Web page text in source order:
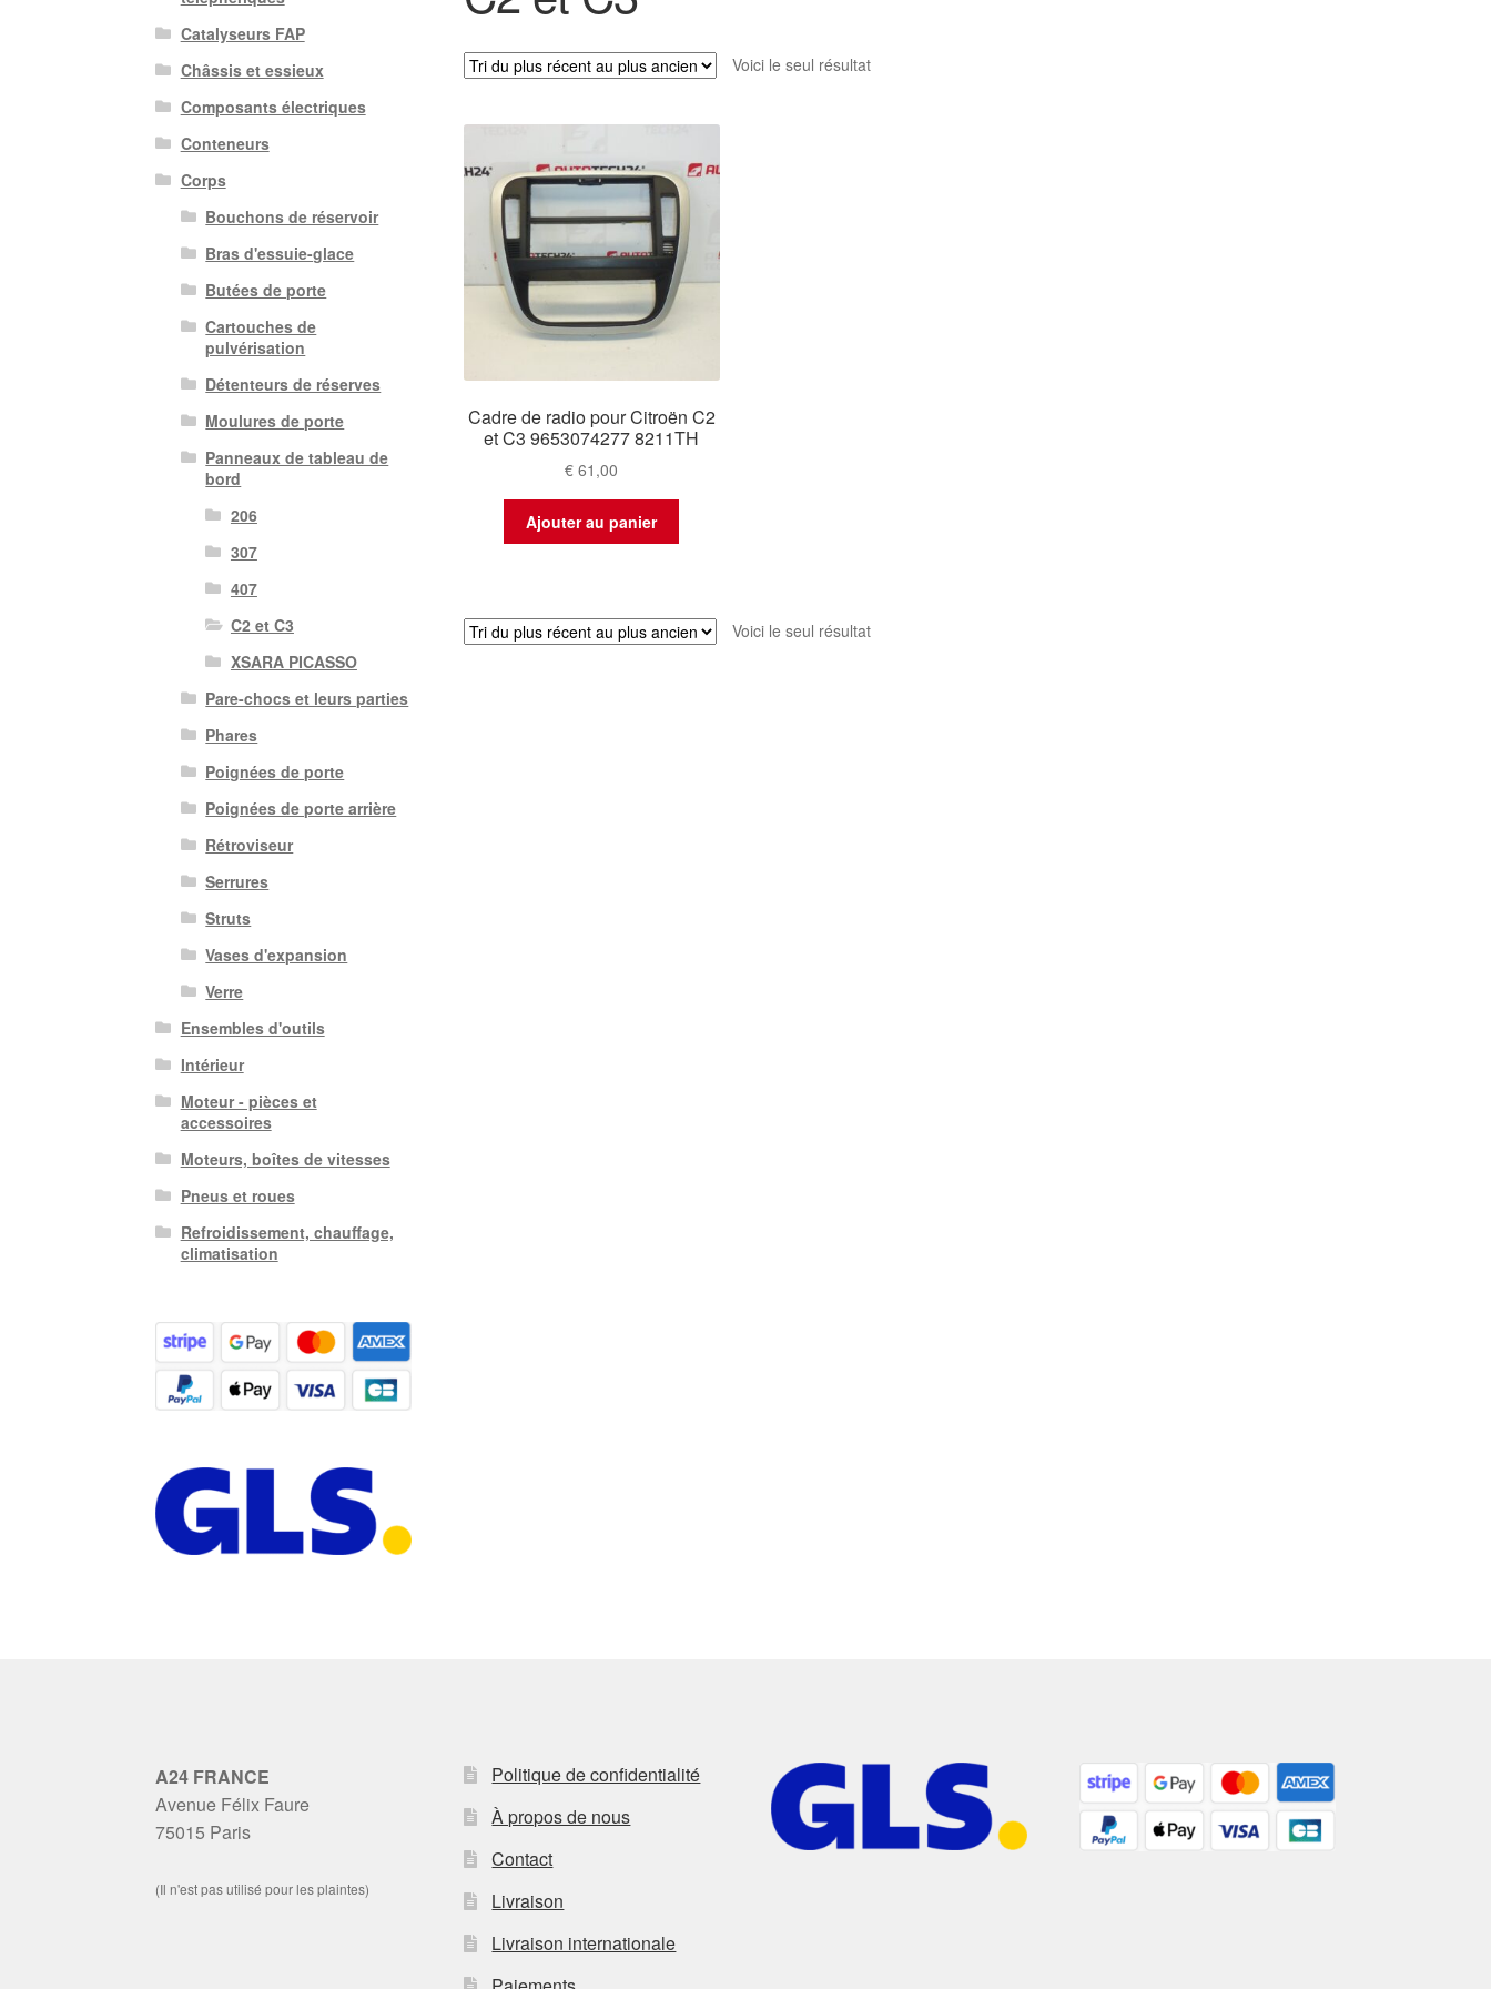
Voici le seul résultat
Cadre de radio pour Citroën C2
et C3 9653074277 8211TH
€ 61,00
Ajouter au panier
Voici le seul résultat
Catalyseurs FAP
Châssis et essieux
Composants électriques
Conteneurs
Corps
Bouchons de réservoir
Bras d'essuie-glace
Butées de porte
Cartouches de
pulvérisation
Détenteurs de réserves
Moulures de porte
Panneaux de tableau de
bord
206
307
407
C2 et C3
XSARA PICASSO
Pare-chocs et leurs parties
Phares
Poignées de porte
Poignées de porte arrière
Rétroviseur
Serrures
Struts
Vases d'expansion
Verre
Ensembles d'outils
Intérieur
Moteur - pièces et
accessoires
Moteurs, boîtes de vitesses
Pneus et roues
Refroidissement, chauffage,
climatisation
A24 FRANCE
Avenue Félix Faure
75015 Paris
(Il n'est pas utilisé pour les plaintes)
Politique de confidentialité
À propos de nous
Contact
Livraison
Livraison internationale